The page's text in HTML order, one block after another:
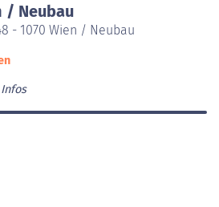
/ Neubau
- 1070 Wien / Neubau